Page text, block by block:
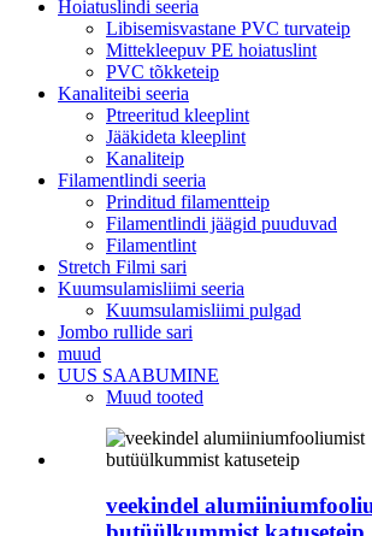
Hoiatuslindi seeria
Libisemisvastane PVC turvateip
Mittekleepuv PE hoiatuslint
PVC tõkketeip
Kanaliteibi seeria
Ptreeritud kleeplint
Jääkideta kleeplint
Kanaliteip
Filamentlindi seeria
Prinditud filamentteip
Filamentlindi jäägid puuduvad
Filamentlint
Stretch Filmi sari
Kuumsulamisliimi seeria
Kuumsulamisliimi pulgad
Jombo rullide sari
muud
UUS SAABUMINE
Muud tooted
veekindel